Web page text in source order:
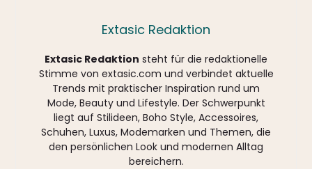
Extasic Redaktion
Extasic Redaktion steht für die redaktionelle
Stimme von extasic.com und verbindet aktuelle
Trends mit praktischer Inspiration rund um
Mode, Beauty und Lifestyle. Der Schwerpunkt
liegt auf Stilideen, Boho Style, Accessoires,
Schuhen, Luxus, Modemarken und Themen, die
den persönlichen Look und modernen Alltag
bereichern.